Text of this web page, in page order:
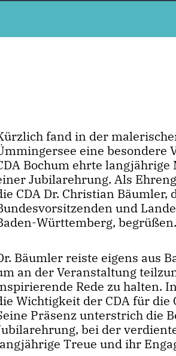
fand in der
eine besondere
Bochum ehrte
Jubilarehrung. Als
CDA Dr. Christian
und
Württemberg, begrüßen.
Bäumler reiste eigens aus
an der Veranstaltung
Rede zu halten.
Wichtigkeit der CDA für die
Präsenz unterstrich die
bei der
Treue und ihr